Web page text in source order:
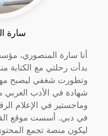
سارة
أنا سارة المنصوري،
بدأت رحلتي مع الكتابة
وتطورت شغفي ليصبح
شهادة في الأدب العربي
وماجستير في الإعلام
في دبي. أسست موقع
ليكون منصة تجمع